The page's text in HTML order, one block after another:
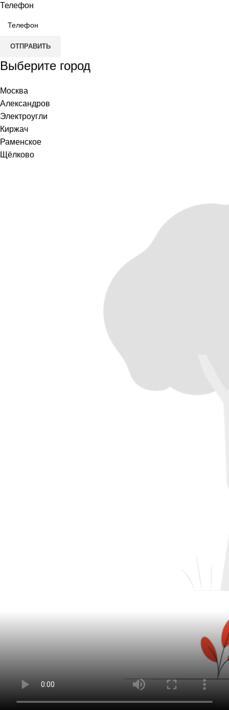
Телефон
ОТПРАВИТЬ
Выберите город
Москва
Александров
Электроугли
Киржач
Раменское
Щёлково